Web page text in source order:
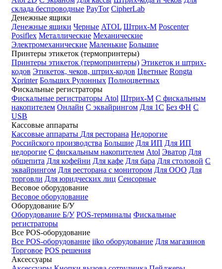
склада беспроводные PayTor CipherLab
Денежные ящики
Денежные ящики Черные ATOL Штрих-М Poscenter
Posiflex Металлические Механические
Электромеханические Маленькие Большие
Принтеры этикеток (термопринтеры)
Принтеры этикеток (термопринтеры) Этикеток и штрих-
кодов Этикеток, чеков, штрих-кодов Цветные Rongta
Xprinter Больших Рулонных Полноцветных
Фискальные регистраторы
Фискальные регистраторы Atol Штрих-М С фискальным
накопителем Онлайн С эквайрингом Для 1С Без ФН С
USB
Кассовые аппараты
Кассовые аппараты Для ресторана Недорогие
Российского производства Большие Для ИП Для ИП
недорогие С фискальным накопителем Atol Эватор Для
общепита Для кофейни Для кафе Для бара Для столовой С
эквайрингом Для ресторана с монитором Для ООО Для
торговли Для юридческих лиц Сенсорные
Весовое оборудование
Весовое оборудование
Оборудование Б/У
Оборудование Б/У POS-терминалы Фискальные
регистраторы
Все POS-оборудование
Все POS-оборудование iiko оборудование Для магазинов
Торговое POS решения
Аксессуары